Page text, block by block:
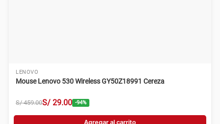
LENOVO
Mouse Lenovo 530 Wireless GY50Z18991 Cereza
S/ 459.00S/ 29.00 -94%
Agregar al carrito